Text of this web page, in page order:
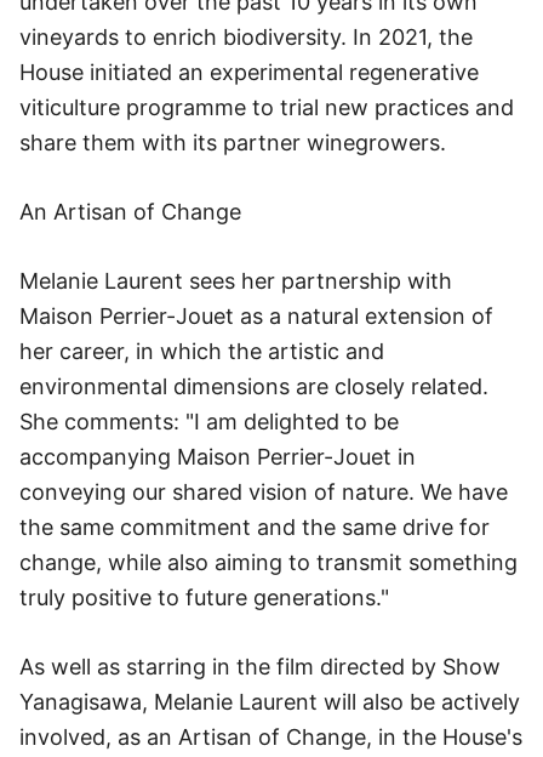
vineyards to enrich biodiversity. In 2021, the
House initiated an experimental regenerative
viticulture programme to trial new practices and
share them with its partner winegrowers.
An Artisan of Change
Melanie Laurent sees her partnership with
Maison Perrier-Jouet as a natural extension of
her career, in which the artistic and
environmental dimensions are closely related.
She comments: "I am delighted to be
accompanying Maison Perrier-Jouet in
conveying our shared vision of nature. We have
the same commitment and the same drive for
change, while also aiming to transmit something
truly positive to future generations."
As well as starring in the film directed by Show
Yanagisawa, Melanie Laurent will also be actively
involved, as an Artisan of Change, in the House's